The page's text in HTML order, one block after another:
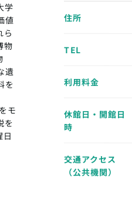
学
値
ら
物
遺
を
モ
を
住所
TEL
利用料金
休館日・開館日
時
交通アクセス
（公共機関）